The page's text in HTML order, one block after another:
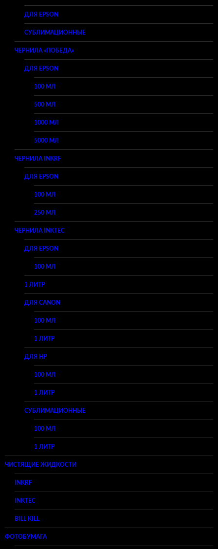
ДЛЯ EPSON
СУБЛИМАЦИОННЫЕ
ЧЕРНИЛА «ПОБЕДА»
ДЛЯ EPSON
100 МЛ
500 МЛ
1000 МЛ
5000 МЛ
ЧЕРНИЛА INKRF
ДЛЯ EPSON
100 МЛ
250 МЛ
ЧЕРНИЛА INKTEC
ДЛЯ EPSON
100 МЛ
1 ЛИТР
ДЛЯ CANON
100 МЛ
1 ЛИТР
ДЛЯ HP
100 МЛ
1 ЛИТР
СУБЛИМАЦИОННЫЕ
100 МЛ
1 ЛИТР
ЧИСТЯЩИЕ ЖИДКОСТИ
INKRF
INKTEC
BILL KILL
ФОТОБУМАГА